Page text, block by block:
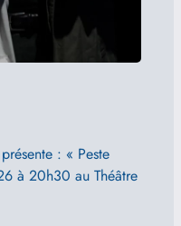
: « Peste
à 20h30 au Théâtre